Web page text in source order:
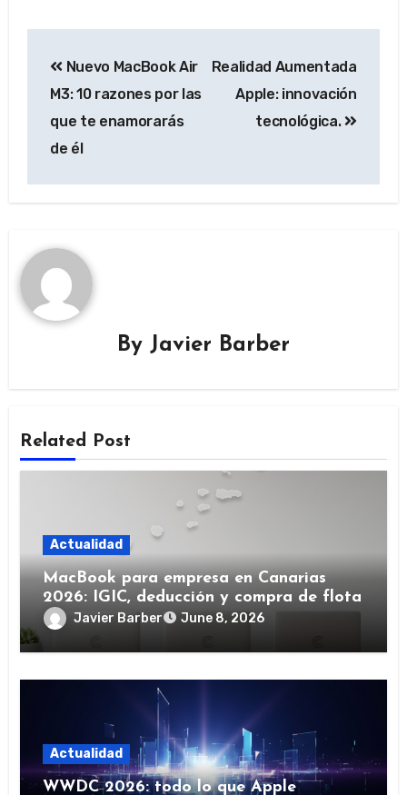
navigation
Nuevo MacBook Air
M3: 10 razones por las
que te enamorarás
de él
Realidad Aumentada
Apple: innovación
tecnológica.
By Javier Barber
Related Post
Actualidad
MacBook para empresa en Canarias
2026: IGIC, deducción y compra de flota
Javier Barber June 8, 2026
Actualidad
WWDC 2026: todo lo que Apple